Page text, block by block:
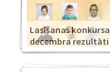
Lasīšanas konkursa
decembra rezultāti